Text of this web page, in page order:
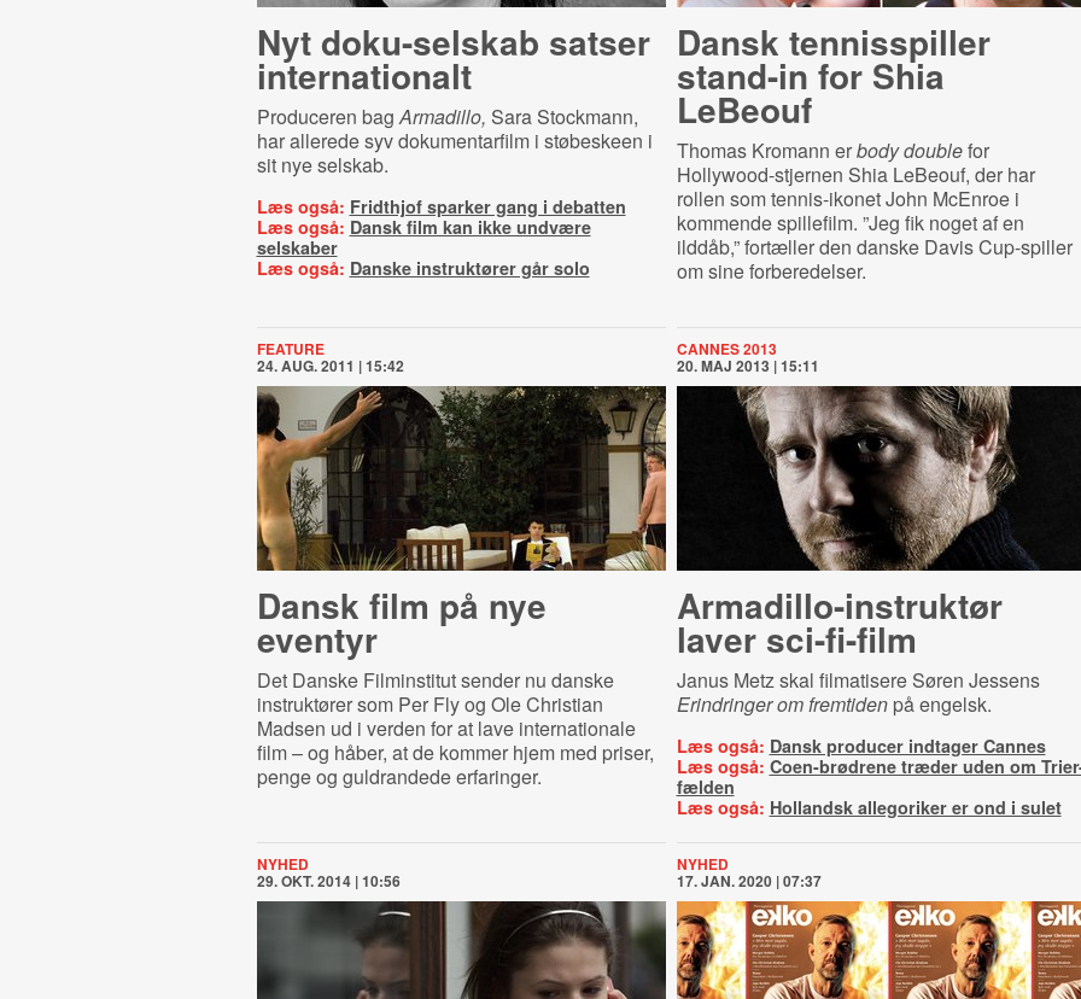
Nyt doku-selskab satser
internationalt
Produceren bagArmadillo, Sara Stockmann,
har allerede syv dokumentarfilm i støbeskeen i
sit nye selskab.
Læs også: Fridthjof sparker gang i debatten
Læs også: Dansk film kan ikke undvære
selskaber
Læs også: Danske instruktører går solo
Dansk tennisspiller
stand-in for Shia
LeBeouf
Thomas Kromann erbody doublefor
Hollywood-stjernen Shia LeBeouf, der har
rollen som tennis-ikonet John McEnroe i
kommende spillefilm. ”Jeg fik noget af en
ilddåb,” fortæller den danske Davis Cup-spiller
om sine forberedelser.
FEATURE
24. AUG. 2011 | 15:42
Dansk film på nye
eventyr
Det Danske Filminstitut sender nu danske
instruktører som Per Fly og Ole Christian
Madsen ud i verden for at lave internationale
film – og håber, at de kommer hjem med priser,
penge og guldrandede erfaringer.
CANNES 2013
20. MAJ 2013 | 15:11
Ar­ma­di­l­lo-​in­struk­tør
laver sci-fi-film
Janus Metz skal filmatisere Søren Jessens
Erindringer om fremtidenpå engelsk.
Læs også: Dansk producer indtager Cannes
Læs også: Coen-brødrene træder uden om
fælden
Læs også: Hollandsk allegoriker er ond i sulet
NYHED
29. OKT. 2014 | 10:56
NYHED
17. JAN. 2020 | 07:37